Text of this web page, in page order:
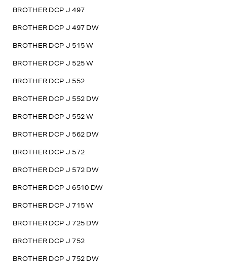
BROTHER DCP J 497
BROTHER DCP J 497 DW
BROTHER DCP J 515 W
BROTHER DCP J 525 W
BROTHER DCP J 552
BROTHER DCP J 552 DW
BROTHER DCP J 552 W
BROTHER DCP J 562 DW
BROTHER DCP J 572
BROTHER DCP J 572 DW
BROTHER DCP J 6510 DW
BROTHER DCP J 715 W
BROTHER DCP J 725 DW
BROTHER DCP J 752
BROTHER DCP J 752 DW